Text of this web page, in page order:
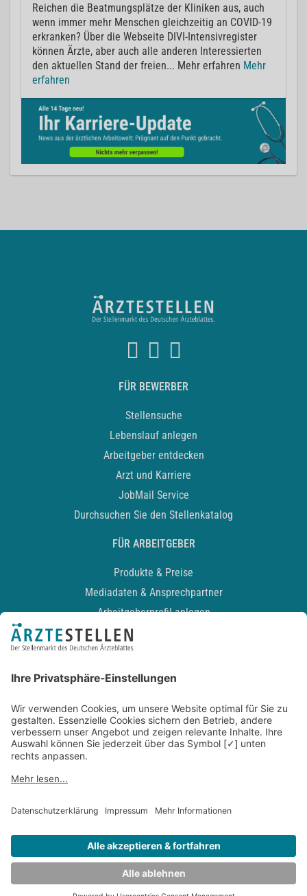
Reichen die Beatmungsplätze der Kliniken aus, auch
wenn immer mehr Menschen gleichzeitig an COVID-19
erkranken? Über die Webseite DIVI-Intensivregister
können Ärzte, aber auch alle anderen Interessierten
den aktuellen Stand der freien... Mehr erfahren Mehr
erfahren
FÜR BEWERBER
Stellensuche
Lebenslauf anlegen
Arbeitgeber entdecken
Arzt und Karriere
JobMail Service
Durchsuchen Sie den Stellenkatalog
FÜR ARBEITGEBER
Produkte & Preise
Mediadaten & Ansprechpartner
Arbeitgeberprofil anlegen
Recruiting-Podcast
Kontakt
Datenschutz
Newsletter
Entwickelt durchJOBIQO